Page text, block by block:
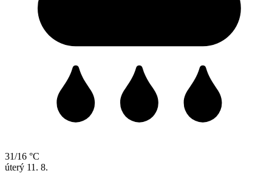
31/16 °C
úterý 11. 8.